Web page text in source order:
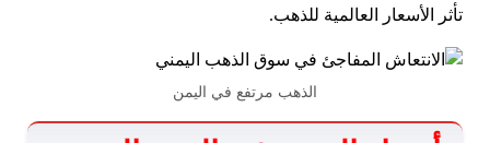
تأثر الأسعار العالمية للذهب.
الذهب مرتفع في اليمن